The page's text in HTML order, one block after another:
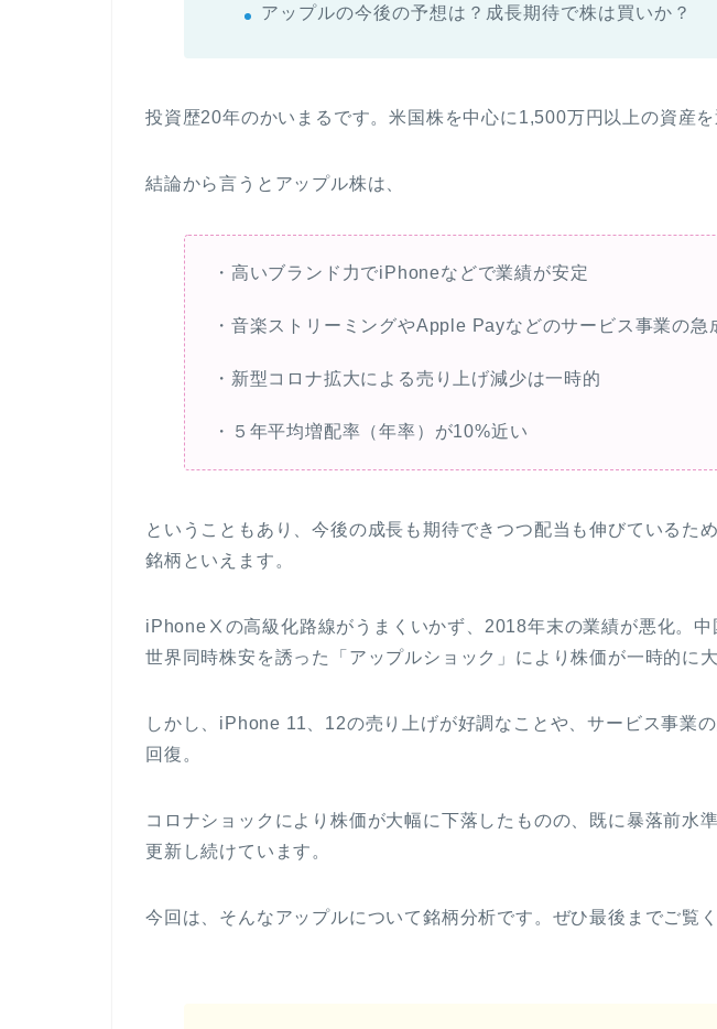
アップルの今後の予想は？成長期待で株は買いか？
投資歴20年のかいまるです。米国株を中心に1,500万円以上の資産を
結論から言うとアップル株は、
・高いブランド力でiPhoneなどで業績が安定
・音楽ストリーミングやApple Payなどのサービス事業の急
・新型コロナ拡大による売り上げ減少は一時的
・５年平均増配率（年率）が10%近い
ということもあり、今後の成長も期待できつつ配当も伸びているた
銘柄といえます。
iPhoneⅩの高級化路線がうまくいかず、2018年末の業績が悪化。中
世界同時株安を誘った「アップルショック」により株価が一時的に大
しかし、iPhone 11、12の売り上げが好調なことや、サービス事業
回復。
コロナショックにより株価が大幅に下落したものの、既に暴落前水
更新し続けています。
今回は、そんなアップルについて銘柄分析です。ぜひ最後までご覧く